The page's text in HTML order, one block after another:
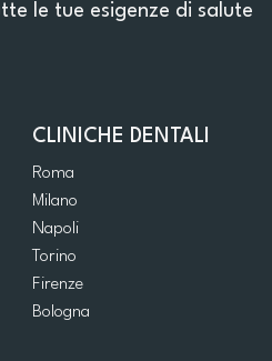
le tue esigenze di salute
CLINICHE DENTALI
Roma
Milano
Napoli
Torino
Firenze
Bologna